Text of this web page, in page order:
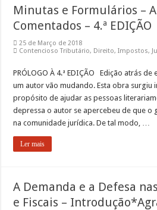
Minutas e Formulários –
Comentados – 4.ª EDIÇÃO
25 de Março de 2018
Contencioso Tributário, Direito,Impostos,
PRÓLOGO À 4.ª EDIÇÃO Edição atrás
um autor vão mudando. Esta obra surgiu
propósito de ajudar as pessoas
depressa o autor se apercebeu de que o
na comunidade jurídica. De tal modo, …
Ler mais
A Demanda e a Defesa
e Fiscais –